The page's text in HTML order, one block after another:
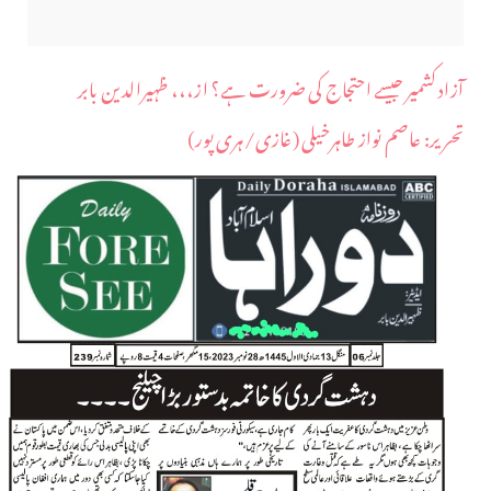
آزاد کشمیر جیسے احتجاج کی ضرورت ہے؟ از،،، ظہیرالدین بابر
​تحریر: عاصم نواز طاہرخیلی (غازی/ہری پور)